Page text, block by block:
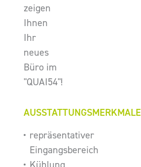
zeigen
Ihnen
Ihr
neues
Büro im
"QUAI54"!
AUSSTATTUNGSMERKMALE
repräsentativer
Eingangsbereich